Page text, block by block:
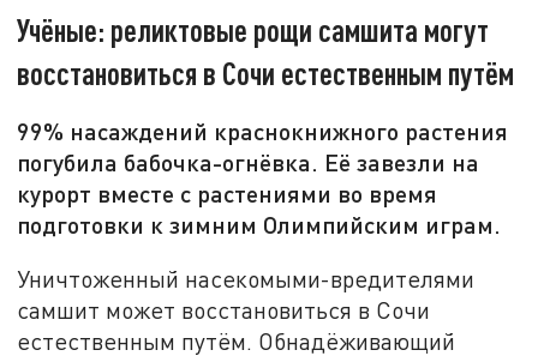
Учёные: реликтовые рощи самшита могут
восстановиться в Сочи естественным путём
99% насаждений краснокнижного растения
погубила бабочка-огнёвка. Её завезли на
курорт вместе с растениями во время
подготовки к зимним Олимпийским играм.
Уничтоженный насекомыми-вредителями
самшит может восстановиться в Сочи
естественным путём. Обнадёживающий